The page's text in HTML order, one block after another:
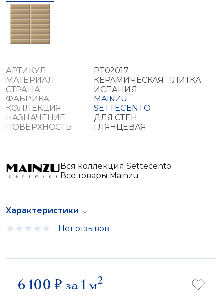
АРТИКУЛ
PT02017
МАТЕРИАЛ
КЕРАМИЧЕСКАЯ ПЛИТКА
СТРАНА
ИСПАНИЯ
ФАБРИКА
MAINZU
КОЛЛЕКЦИЯ
SETTECENTO
НАЗНАЧЕНИЕ
ДЛЯ СТЕН
ПОВЕРХНОСТЬ
ГЛЯНЦЕВАЯ
Вся коллекция Settecento
Все товары Mainzu
Характеристики
Нет отзывов
6 100 ₽за 1 м2